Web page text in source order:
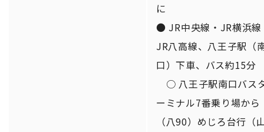
に
● JR中央線・JR横浜線
JR八高線、八王子駅（
口）下車、バス約15分
○ 八王子駅南口バス
ーミナル7番乗り場から
（八90）めじろ台行（